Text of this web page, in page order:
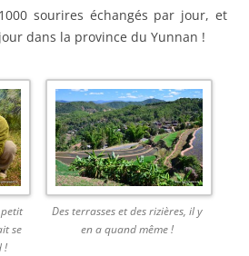
sourires échangés par jour, et
dans la province du Yunnan !
petit
se
!
Des terrasses et des rizières, il y
en a quand même !